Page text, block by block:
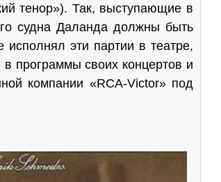
тенор»). Так, выступающие в
судна Далан­да должны быть
эти партии в театре,
программы своих кон­цертов и
компании «RCA-Victor» под